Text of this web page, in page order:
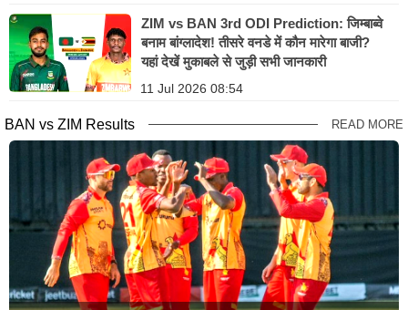
ZIM vs BAN 3rd ODI Prediction: जिम्बाब्वे
बनाम बांग्लादेश! तीसरे वनडे में कौन मारेगा बाजी?
यहां देखें मुकाबले से जुड़ी सभी जानकारी
11 Jul 2026 08:54
BAN vs ZIM Results READ MORE